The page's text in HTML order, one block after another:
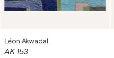
Léon Akwadal
AK 153